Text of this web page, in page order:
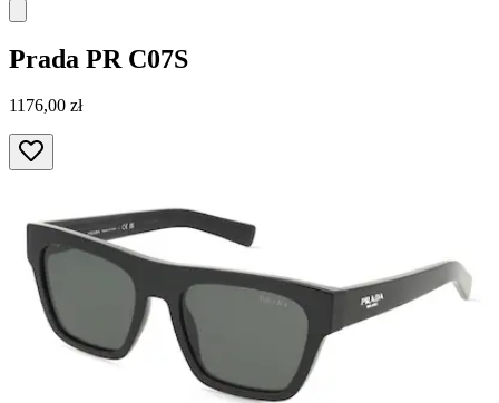
Prada PR C07S
1176,00 zł